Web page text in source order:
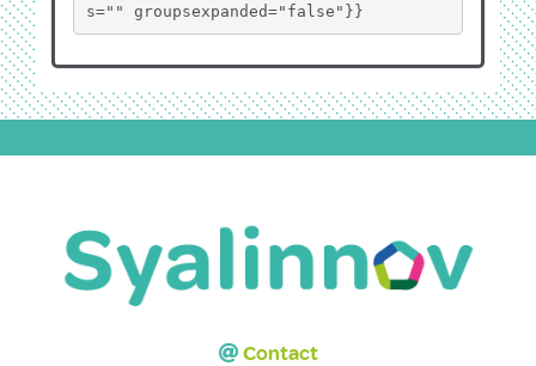
s="" groupsexpanded="false"}}
Contact